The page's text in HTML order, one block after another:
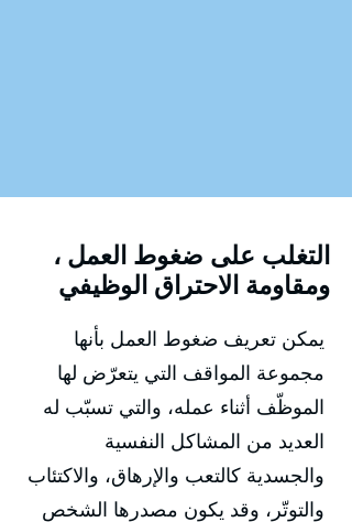
التغلب على ضغوط العمل ،
ومقاومة الاحتراق الوظيفي
يمكن تعريف ضغوط العمل بأنها
مجموعة المواقف التي يتعرّض لها
الموظّف أثناء عمله، والتي تسبّب له
العديد من المشاكل النفسية
والجسدية كالتعب والإرهاق، والاكتئاب
والتوتّر، وقد يكون مصدرها الشخص